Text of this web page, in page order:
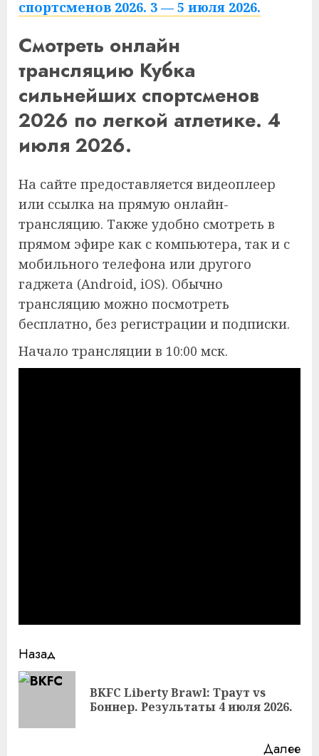
спортсменов 2026. 3 — 5 июля 2026.
Смотреть онлайн
трансляцию Кубка
сильнейших спортсменов
2026 по легкой атлетике. 4
июля 2026.
На сайте предоставляется видеоплеер
или ссылка на прямую онлайн-
трансляцию. Также удобно смотреть в
прямом эфире как с компьютера, так и с
мобильного телефона или другого
гаджета (Android, iOS). Обычно
трансляцию можно посмотреть
бесплатно, без регистрации и подписки.
Начало трансляции в 10:00 мск.
Продолжить
чтение
Назад
BKFC Liberty Brawl: Траут vs
Боннер. Результаты 4 июля 2026.
Далее